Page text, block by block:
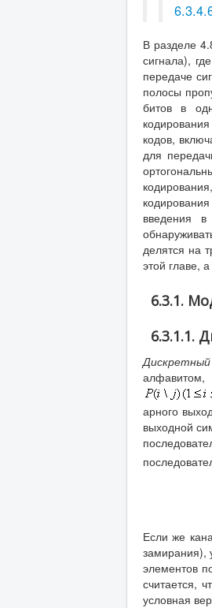
В разделе
сигнала),
передаче
полосы
битов в
кодов,
для
введения в
делятся на
этой главе,
6.3.1.
6.3.1.1.
арного
выходной
Если же
замирания),
элементов
считается,
условная